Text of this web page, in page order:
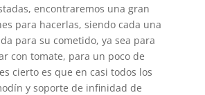
encontraremos una gran
para hacerlas, siendo cada una
para su cometido, ya sea para
con tomate, para un poco de
cierto es que en casi todos los
y soporte de infinidad de